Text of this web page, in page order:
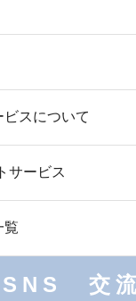
スについて
サービス
覧
SNS 交